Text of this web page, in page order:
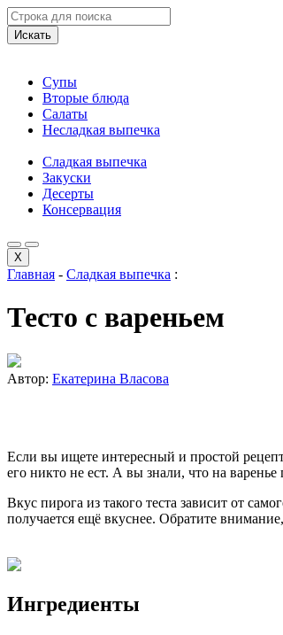
Искать
Супы
Вторые блюда
Салаты
Несладкая выпечка
Сладкая выпечка
Закуски
Десерты
Консервация
X
Главная - Сладкая выпечка :
Тесто с вареньем
Автор: Екатерина Власова
Если вы ищете интересный и простой рецепт
его никто не ест. А вы знали, что на
Вкус пирога из такого теста зависит от
получается ещё вкуснее. Обратите
Ингредиенты